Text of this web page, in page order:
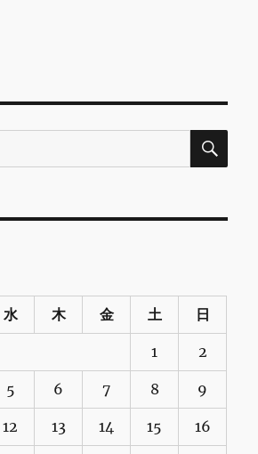
検
水 木 金 土 日
1 2
5 6 7 8 9
12 13 14 15 16